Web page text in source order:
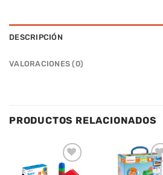
DESCRIPCIÓN
VALORACIONES (0)
PRODUCTOS RELACIONADOS
Añadir
Añadir